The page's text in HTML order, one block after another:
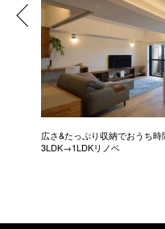
広さ&たっぷり収納でおうち
3LDK→1LDKリノベ